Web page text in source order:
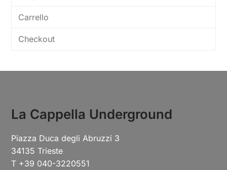
Carrello
Checkout
La Cappella Underground
Piazza Duca degli Abruzzi 3
34135 Trieste
T +39 040-3220551